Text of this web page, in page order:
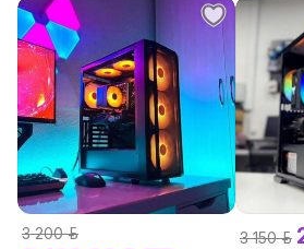
3 200 р. 3 150 р.